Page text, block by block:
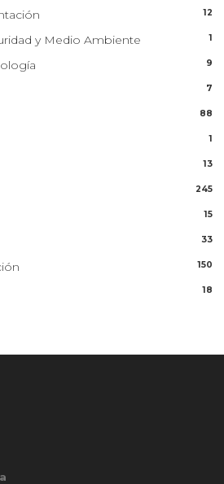
12
y Medio Ambiente 1
9
7
88
1
13
245
15
33
150
18